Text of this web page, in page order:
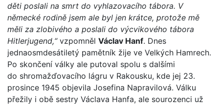
děti poslali na smrt do vyhlazovacího tábora. V
německé rodině jsem ale byl jen krátce, protože mě
měli za zlobivého a poslali do výcvikového tábora
Hitlerjugend,“vzpomněl Václav Hanf. Dnes
jednaosmdesátiletý pamětník žije ve Velkých Hamrech.
Po skončení války ale putoval spolu s dalšími
do shromažďovacího lágru v Rakousku, kde jej 23.
prosince 1945 objevila Josefina Napravilová. Válku
přežily i obě sestry Václava Hanfa, ale sourozenci už